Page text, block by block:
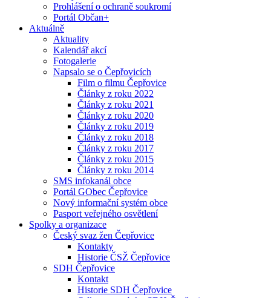
Prohlášení o ochraně soukromí
Portál Občan+
Aktuálně
Aktuality
Kalendář akcí
Fotogalerie
Napsalo se o Čepřovicích
Film o filmu Čepřovice
Články z roku 2022
Články z roku 2021
Články z roku 2020
Články z roku 2019
Články z roku 2018
Články z roku 2017
Články z roku 2015
Články z roku 2014
SMS infokanál obce
Portál GObec Čepřovice
Nový informační systém obce
Pasport veřejného osvětlení
Spolky a organizace
Český svaz žen Čepřovice
Kontakty
Historie ČSŽ Čepřovice
SDH Čepřovice
Kontakt
Historie SDH Čepřovice